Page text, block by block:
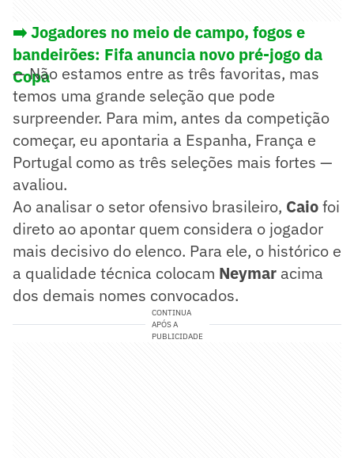
➡️ Jogadores no meio de campo, fogos e
bandeirões: Fifa anuncia novo pré-jogo da
Copa
— Não estamos entre as três favoritas, mas
temos uma grande seleção que pode
surpreender. Para mim, antes da competição
começar, eu apontaria a Espanha, França e
Portugal como as três seleções mais fortes —
avaliou.
Ao analisar o setor ofensivo brasileiro, Caiofoi
direto ao apontar quem considera o jogador
mais decisivo do elenco. Para ele, o histórico e
a qualidade técnica colocam Neymar acima
dos demais nomes convocados.
CONTINUA
APÓS A
PUBLICIDADE